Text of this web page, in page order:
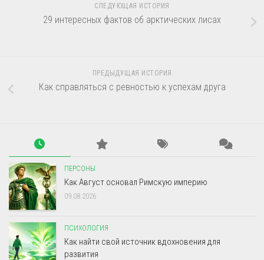
СЛЕДУЮЩАЯ ИСТОРИЯ
29 интересных фактов об арктических лисах
ПРЕДЫДУЩАЯ ИСТОРИЯ
Как справляться с ревностью к успехам друга
ПЕРСОНЫ
Как Август основал Римскую империю
09.08.2026
ПСИХОЛОГИЯ
Как найти свой источник вдохновения для
развития